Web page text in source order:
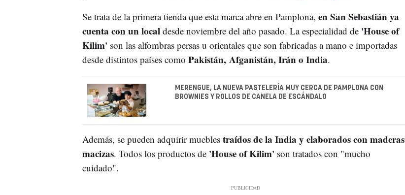
Se trata de la primera tienda que esta marca abre en Pamplona, en San Sebastián ya
cuenta con un local desde noviembre del año pasado. La especialidad de 'House of
Kilim' son las alfombras persas u orientales que son fabricadas a mano e importadas
desde distintos países como Pakistán, Afganistán, Irán o India.
MERENGUE, LA NUEVA PASTELERÍA MUY CERCA DE PAMPLONA CON
BROWNIES Y ROLLOS DE CANELA DE ESCÁNDALO
Además, se pueden adquirir muebles traídos de la India y elaborados con maderas
macizas. Todos los productos de 'House of Kilim' son tratados con "mucho
cuidado".